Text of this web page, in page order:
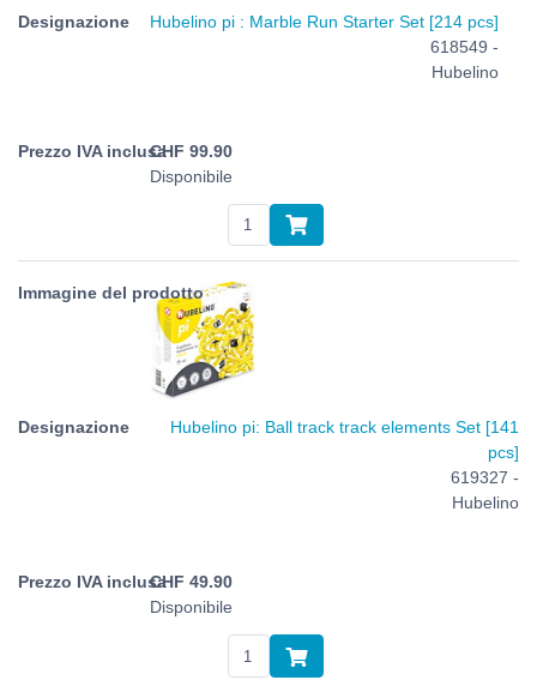
Hubelino pi : Marble Run Starter Set [214 pcs]
618549 -
Hubelino
CHF 99.90
Disponibile
Hubelino pi: Ball track track elements Set [141
pcs]
619327 -
Hubelino
CHF 49.90
Disponibile